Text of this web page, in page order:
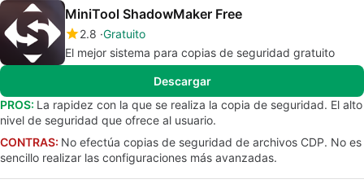
MiniTool ShadowMaker Free
2.8 Gratuito
El mejor sistema para copias de seguridad gratuito
Descargar
PROS: La rapidez con la que se realiza la copia de seguridad. El alto
nivel de seguridad que ofrece al usuario.
CONTRAS: No efectúa copias de seguridad de archivos CDP. No es
sencillo realizar las configuraciones más avanzadas.